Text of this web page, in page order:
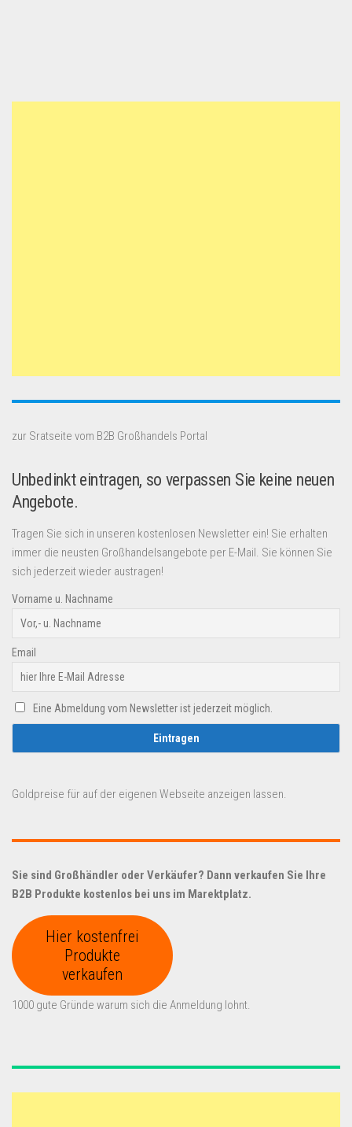
zur Sratseite vom B2B Großhandels Portal
Unbedinkt eintragen, so verpassen Sie keine neuen
Angebote.
Tragen Sie sich in unseren kostenlosen Newsletter ein! Sie erhalten
immer die neusten Großhandelsangebote per E-Mail. Sie können Sie
sich jederzeit wieder austragen!
Vorname u. Nachname
Email
Eine Abmeldung vom Newsletter ist jederzeit möglich.
Goldpreise für auf der eigenen Webseite anzeigen lassen.
Sie sind Großhändler oder Verkäufer? Dann verkaufen Sie Ihre
B2B Produkte kostenlos bei uns im Marektplatz.
Hier kostenfrei
Produkte
verkaufen
1000 gute Gründe warum sich die Anmeldung lohnt.